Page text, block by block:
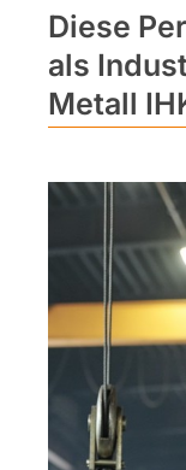
Diese
als
Metall